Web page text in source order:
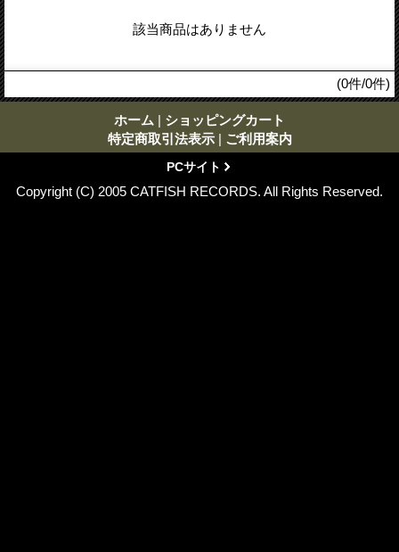
該当商品はありません
(0件/0件)
ホーム | ショッピングカート
特定商取引法表示 | ご利用案内
PCサイト
Copyright (C) 2005 CATFISH RECORDS. All Rights Reserved.